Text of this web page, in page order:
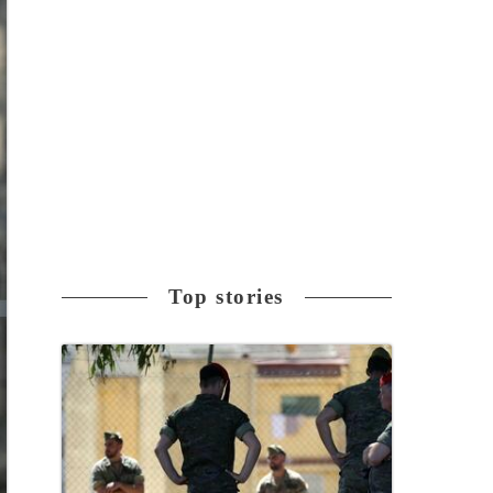
Top stories